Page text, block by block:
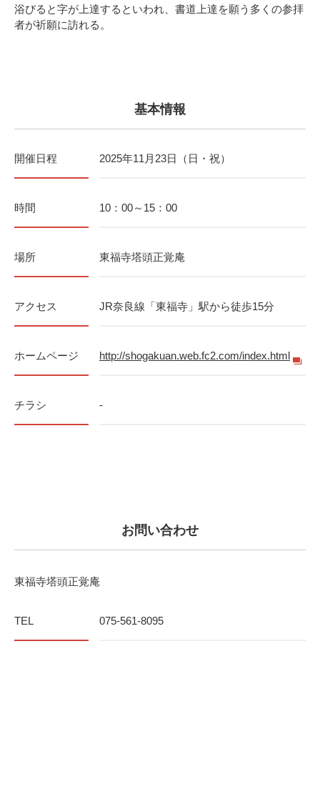
浴びると字が上達するといわれ、書道上達を願う多くの参拝
者が祈願に訪れる。
基本情報
開催日程 2025年11月23日（日・祝）
時間 10：00～15：00
場所 東福寺塔頭正覚庵
アクセス JR奈良線「東福寺」駅から徒歩15分
ホームページ http://shogakuan.web.fc2.com/index.html
チラシ -
お問い合わせ
東福寺塔頭正覚庵
TEL 075-561-8095